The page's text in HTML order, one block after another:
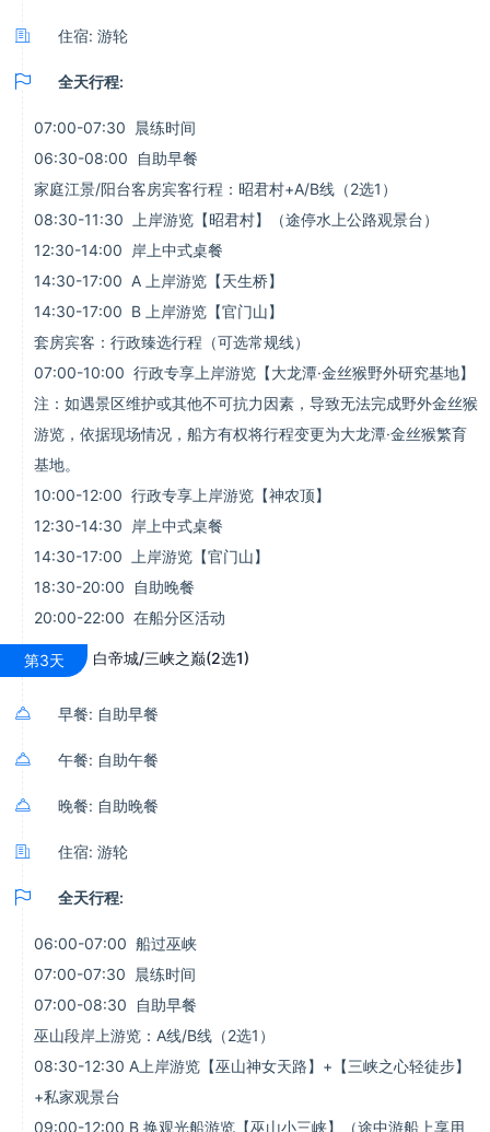
 住宿: 游轮
 全天行程:
07:00-07:30 晨练时间
06:30-08:00 自助早餐
家庭江景/阳台客房宾客行程：昭君村+A/B线（2选1）
08:30-11:30 上岸游览【昭君村】（途停水上公路观景台）
12:30-14:00 岸上中式桌餐
14:30-17:00 A 上岸游览【天生桥】
14:30-17:00 B 上岸游览【官门山】
套房宾客：行政臻选行程（可选常规线）
07:00-10:00 行政专享上岸游览【大龙潭·金丝猴野外研究基地】
注：如遇景区维护或其他不可抗力因素，导致无法完成野外金丝猴
游览，依据现场情况，船方有权将行程变更为大龙潭·金丝猴繁育
基地。
10:00-12:00 行政专享上岸游览【神农顶】
12:30-14:30 岸上中式桌餐
14:30-17:00 上岸游览【官门山】
18:30-20:00 自助晚餐
20:00-22:00 在船分区活动
第3天 白帝城/三峡之巅(2选1)
 早餐: 自助早餐
 午餐: 自助午餐
 晚餐: 自助晚餐
 住宿: 游轮
 全天行程:
06:00-07:00 船过巫峡
07:00-07:30 晨练时间
07:00-08:30 自助早餐
巫山段岸上游览：A线/B线（2选1）
08:30-12:30 A上岸游览【巫山神女天路】+【三峡之心轻徒步】
+私家观景台
09:00-12:00 B 换观光船游览【巫山小三峡】（途中游船上享用